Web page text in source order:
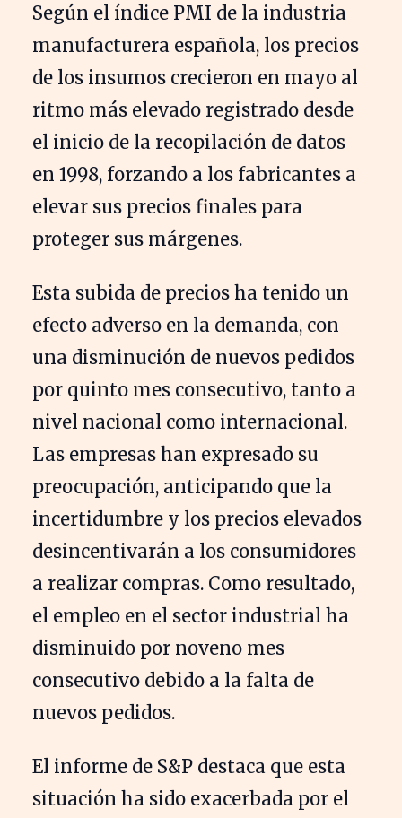
Según el índice PMI de la industria
manufacturera española, los precios
de los insumos crecieron en mayo al
ritmo más elevado registrado desde
el inicio de la recopilación de datos
en 1998, forzando a los fabricantes a
elevar sus precios finales para
proteger sus márgenes.
Esta subida de precios ha tenido un
efecto adverso en la demanda, con
una disminución de nuevos pedidos
por quinto mes consecutivo, tanto a
nivel nacional como internacional.
Las empresas han expresado su
preocupación, anticipando que la
incertidumbre y los precios elevados
desincentivarán a los consumidores
a realizar compras. Como resultado,
el empleo en el sector industrial ha
disminuido por noveno mes
consecutivo debido a la falta de
nuevos pedidos.
El informe de S&P destaca que esta
situación ha sido exacerbada por el